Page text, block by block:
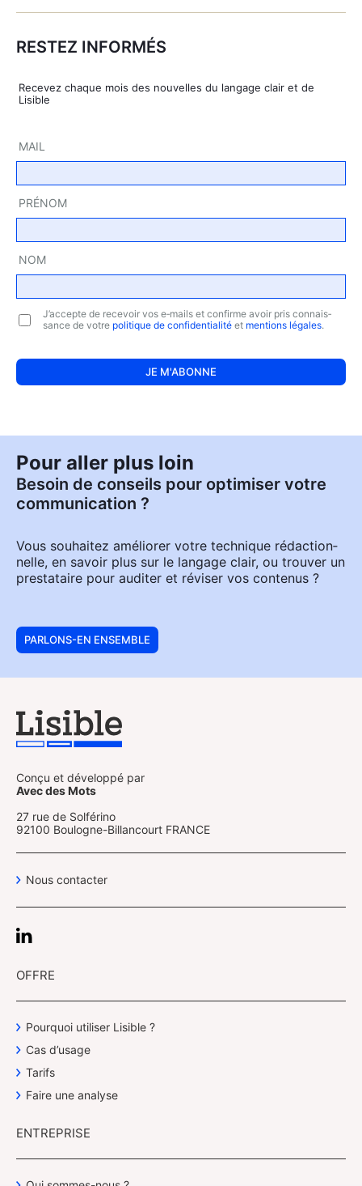
RESTEZ INFORMÉS
Rece­vez chaque mois des nou­velles du lan­gage clair et de
Lisible
MAIL
PRÉ­NOM
NOM
J’ac­cepte de rece­voir vos e‑mails et confirme avoir pris connais­
sance de votre poli­tique de confi­den­tia­li­té et men­tions légales.
Pour aller plus loin
Besoin de conseils pour optimiser votre
communication ?
Vous sou­hai­tez amé­lio­rer votre tech­nique rédac­tion­
nelle, en savoir plus sur le lan­gage clair, ou trou­ver un
pres­ta­taire pour audi­ter et révi­ser vos conte­nus ?
PARLONS-EN ENSEMBLE
Conçu et développé par
Avec des Mots
27 rue de Solférino
92100 Boulogne-Billancourt FRANCE
Nous contacter
OFFRE
Pourquoi utiliser Lisible ?
Cas d’usage
Tarifs
Faire une analyse
ENTREPRISE